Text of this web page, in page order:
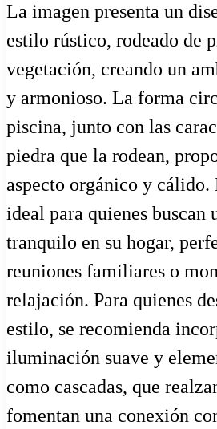
La imagen presenta un
estilo rústico, rodeado de
vegetación, creando un
y armonioso. La forma
piscina, junto con las
piedra que la rodean,
aspecto orgánico y cálido.
ideal para quienes buscan
tranquilo en su hogar,
reuniones familiares o
relajación. Para quienes
estilo, se recomienda
iluminación suave y
como cascadas, que
fomentan una conexión